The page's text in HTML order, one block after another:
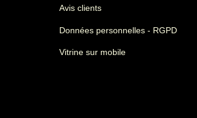
Avis clients
Données personnelles - RGPD
Vitrine sur mobile